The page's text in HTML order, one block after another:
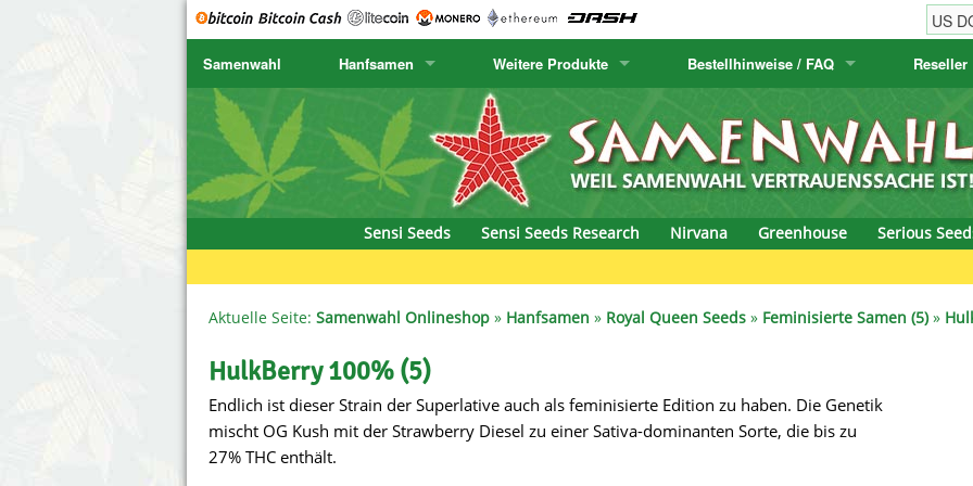
Samenwahl Hanfsamen
SENSI SEEDS
SENSI SEEDS RESEARCH
NIRVANA
SERIOUS SEEDS
SPLIFF SEEDS
Ace Seeds
Anaconda Seeds
CBD Crew
Chronic & Caviar
Delicious Seeds
Dr. Underground Seeds
Dutch Passion
Empire Seeds
Humboldt Seed Company
Humboldt Seeds
Kannabia
krauTHCollective
Positronics
Prana Medical
Ripper Seeds
Samsara Seeds
Weitere Produkte
Kakteensamen
Kanarische Flora
Bestellhinweise / FAQ
Bestellhinweise
Versandhinweise
Reseller
E-MAIL
PASSWORT
Sensi Seeds Sensi Seeds Research Nirvana Greenhouse Serious
Aktuelle Seite: Samenwahl Onlineshop » Hanfsamen » Royal Queen Seeds » Feminisierte Samen (5)»
HulkBerry 100% (5)
Endlich ist dieser Strain der Superlative auch als feminisierte Edition zu haben. Die Genetik
mischt OG Kush mit der Strawberry Diesel zu einer Sativa-dominanten Sorte, die bis zu
27% THC enthält.